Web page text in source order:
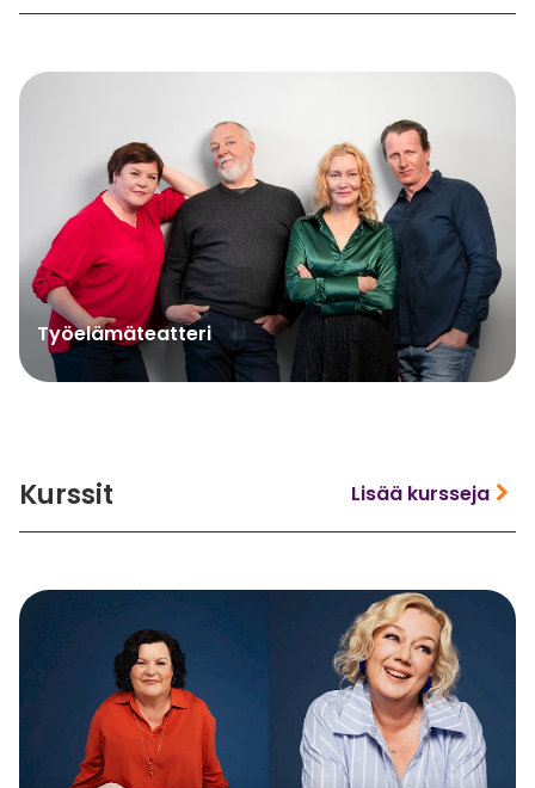
Työelämäteatteri
Kurssit Lisää kursseja